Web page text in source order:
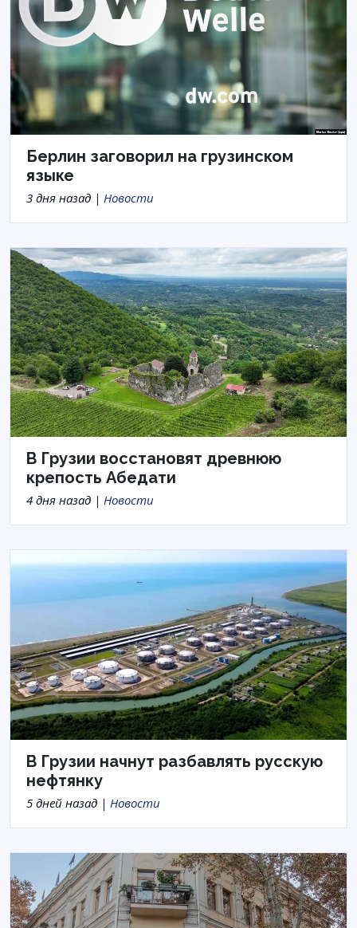
Берлин заговорил на грузинском
языке
3 дня назад | Новости
В Грузии восстановят древнюю
крепость Абедати
4 дня назад | Новости
В Грузии начнут разбавлять русскую
нефтянку
5 дней назад | Новости